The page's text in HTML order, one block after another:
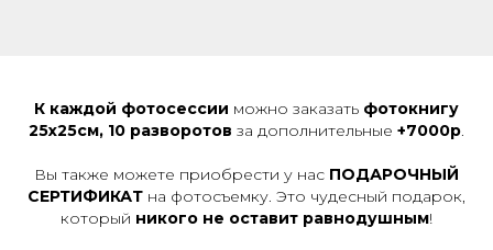
К каждой фотосессии можно заказать фотокнигу
25х25см, 10 разворотов за дополнительные +7000р.
Вы также можете приобрести у нас ПОДАРОЧНЫЙ
СЕРТИФИКАТ на фотосъемку. Это чудесный подарок,
который никого не оставит равнодушным!